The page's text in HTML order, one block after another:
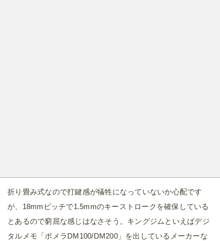
折り畳み式なので打鍵感が犠牲になっていないか心配です
が、18mmピッチで1.5mmのキーストロークを確保している
とあるので窮屈な感じはなさそう。キングジムといえばデジ
タルメモ「ポメラDM100/DM200」を出しているメーカーな